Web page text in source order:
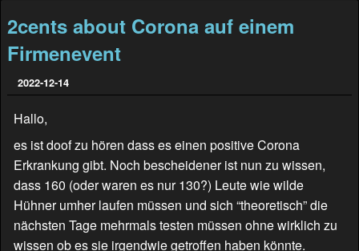
2cents about Corona auf einem
Firmenevent
2022-12-14
Hallo,
es ist doof zu hören dass es einen positive Corona
Erkrankung gibt. Noch bescheidener ist nun zu wissen,
dass 160 (oder waren es nur 130?) Leute wie wilde
Hühner umher laufen müssen und sich “theoretisch” die
nächsten Tage mehrmals testen müssen ohne wirklich zu
wissen ob es sie irgendwie getroffen haben könnte.